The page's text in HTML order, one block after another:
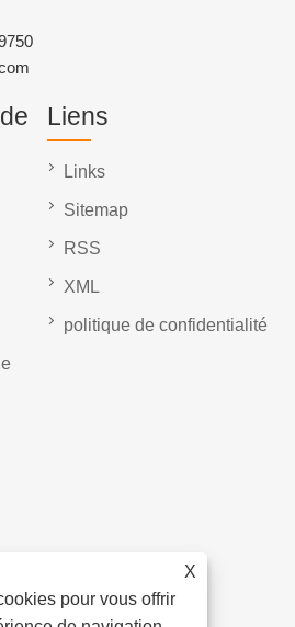
X
pour vous offrir
Liens
Links
Sitemap
RSS
XML
politique de confidentialité